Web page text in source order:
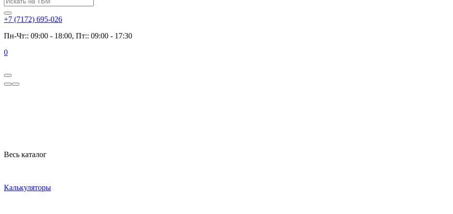
+7 (7172) 695-026
Пн-Чт:: 09:00 - 18:00, Пт:: 09:00 - 17:30
0
Весь каталог
Калькуляторы